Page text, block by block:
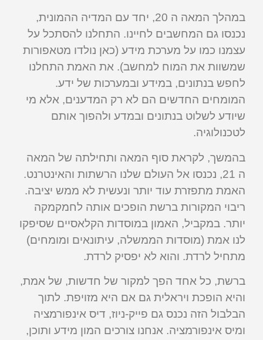
במהלך המאה ה 20, יחד עם המדיה ההמונית,
נכנסו גם המחשבים לחיינו. התחלנו להסתכל על
עצמנו כמו על מערכת מידע (כאן נולדו מטאפורות
שמשוות את המוח למחשב). את האמת התחלנו
לחפש בנתונים, במידע ובמערכות של ידע.
המומחים החדשים הם לא רק המדענים, אלא מי
שיודע לשלוט בנתונים ובמדע ולהפוך אותם
לטכנולוגיה.
בהמשך, לקראת סוף המאה ותחילתה של המאה
ה 21, נכנסו אל העולם שלנו הרשתות והאינטרנט.
האמת מתפזרת עוד יותר ונעשית לא ממש יציבה.
ריבוי המקורות ברשת הופכים אותה לחמקמקה
יותר. במקביל, האמון במוסדות הקלאסיים שסיפקו
לנו אמת (מוסדות הממשלה, עיתונאים ומומחים)
מתחיל לרדת. והוא לא יפסיק לרדת.
ברשת, כל אחד הפך למקור של חדשות, של אמת,
והיא הופכת ויראלית גם אם היא מזויפת. לתוך
הבלבול הזה נכנס גם פייק-ניוז, דיס אינפורמציה
ומיס אינפורמציה. אנחנו צורכים המון מידע ותוכן,